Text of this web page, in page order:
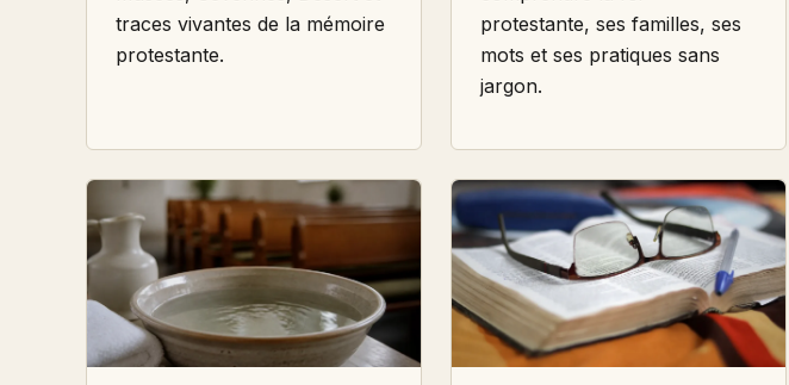
traces vivantes de la mémoire
protestante.
protestante, ses familles, ses
mots et ses pratiques sans
jargon.